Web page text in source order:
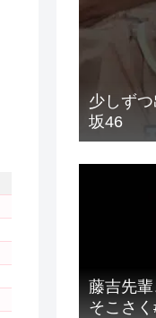
少しず
坂46
藤吉先
そこさ